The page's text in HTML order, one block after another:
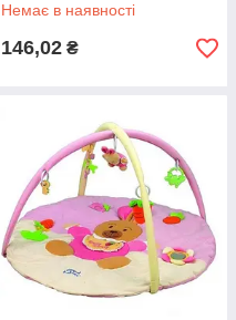
Немає в наявності
146,02 ₴